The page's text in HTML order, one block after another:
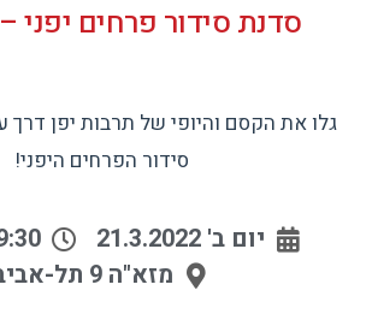
סדנת סידור פרחים יפני
גלו את הקסם והיופי של תרבות יפן דרך
סידור הפרחים היפני!
יום ב' 21.3.2022
- 21:00
מזא"ה 9 תל-אביב